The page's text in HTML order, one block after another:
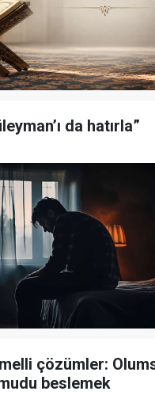
da hatırla”
çözümler:
beslemek